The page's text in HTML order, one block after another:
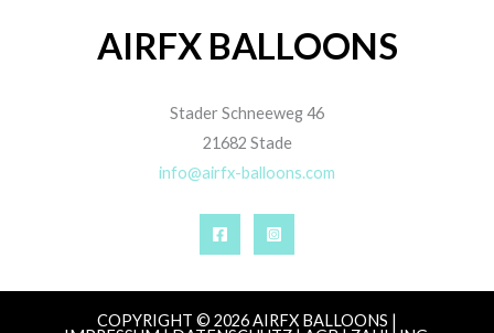
AIRFX BALLOONS
Stader Schneeweg 46
21682 Stade
info@airfx-balloons.com
COPYRIGHT © 2026 AIRFX BALLOONS |